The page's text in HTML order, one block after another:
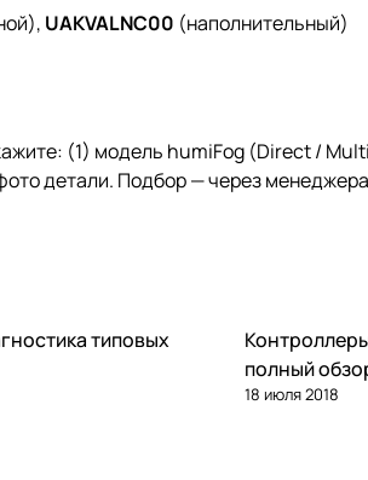
UAKVALNC00 (наполнительный)
(1) модель humiFog (Direct /
детали. Подбор — черезменеджера
типовых
Автоматика
полный
18 июля 2018